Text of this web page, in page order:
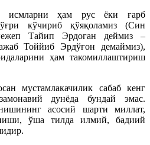
исмларни ҳам рус ёки ғарб
кўчириб қўяқоламиз (Син
Тайип Эрдоган деймиз –
Тоййиб Эрдўғон демаймиз),
ҳам такомиллаштириш
мустамлакачилик сабаб кенг
дунёда бундай эмас.
асосий шарти миллат,
ўша тилда илмий, бадиий